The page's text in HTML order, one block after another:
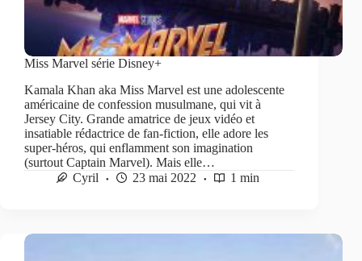
Miss Marvel série Disney+
Kamala Khan aka Miss Marvel est une adolescente
américaine de confession musulmane, qui vit à
Jersey City. Grande amatrice de jeux vidéo et
insatiable rédactrice de fan-fiction, elle adore les
super-héros, qui enflamment son imagination
(surtout Captain Marvel). Mais elle…
Cyril
23 mai 2022 1 min